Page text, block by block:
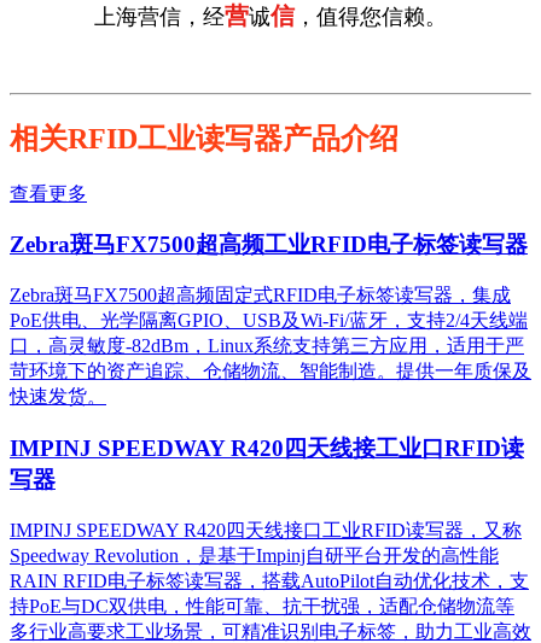
上海营信，经营诚信，值得您信赖。
相关RFID工业读写器产品介绍
查看更多
Zebra斑马FX7500超高频工业RFID电子标签读写器
Zebra斑马FX7500超高频固定式RFID电子标签读写器，集成
PoE供电、光学隔离GPIO、USB及Wi-Fi/蓝牙，支持2/4天线端
口，高灵敏度-82dBm，Linux系统支持第三方应用，适用于严
苛环境下的资产追踪、仓储物流、智能制造。提供一年质保及
快速发货。
IMPINJ SPEEDWAY R420四天线接工业口RFID读
写器
IMPINJ SPEEDWAY R420四天线接口工业RFID读写器，又称
Speedway Revolution，是基于Impinj自研平台开发的高性能
RAIN RFID电子标签读写器，搭载AutoPilot自动优化技术，支
持PoE与DC双供电，性能可靠、抗干扰强，适配仓储物流等
多行业高要求工业场景，可精准识别电子标签，助力工业高效